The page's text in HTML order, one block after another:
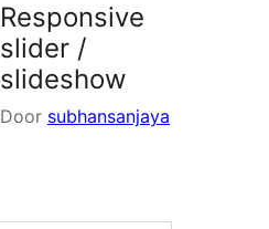
Responsive
slider /
slideshow
Door subhansanjaya